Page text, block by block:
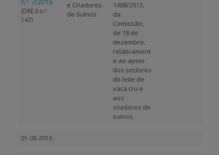
(DRE II n.º
147)
e Criadores
de Suínos
1408/2013,
da
Comissão,
de 18 de
dezembro,
relativament
e ao apoio
dos sectores
do leite de
vaca cru e
aos
criadores de
suínos.
01-08-2016